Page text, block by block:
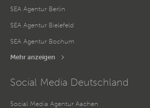
SEA Agentur Berlin
SEA Agentur Bielefeld
SEA Agentur Bochum
Mehr anzeigen
Social Media Deutschland
Social Media Agentur Aachen